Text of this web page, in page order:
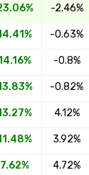
-2.46%
-0.63%
-0.8%
-0.82%
4.12%
3.92%
4.72%
7.62%
מתכנן פיננסי